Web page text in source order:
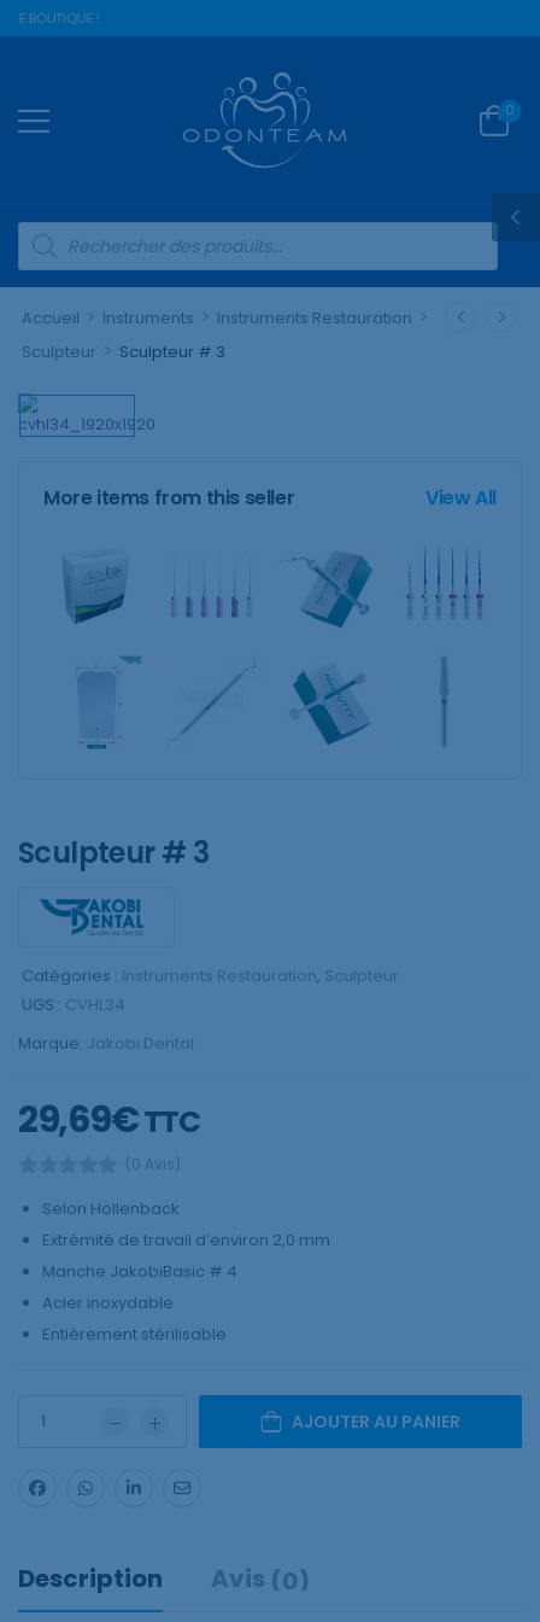
BOUTIQUE !
0
Accueil > Instruments > Instruments Restauration >
Sculpteur > Sculpteur # 3
More items from this seller View All
Sculpteur # 3
Catégories : Instruments Restauration, Sculpteur
UGS : CVHL34
Marque: Jakobi Dental
29,69€TTC
(0 Avis)
Selon Hollenback
Extrémité de travail d’environ 2,0 mm
Manche JakobiBasic # 4
Acier inoxydable
Entièrement stérilisable
AJOUTER AU PANIER
Description Avis (0)